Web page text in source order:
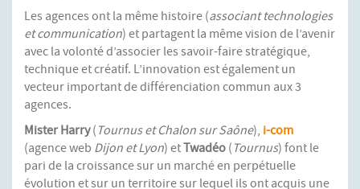
Les agences ont la même histoire (associant technologies
et communication) et partagent la même vision de l’avenir
avec la volonté d’associer les savoir-faire stratégique,
technique et créatif. L’innovation est également un
vecteur important de différenciation commun aux 3
agences.
Mister Harry( Tournus et Chalon sur Saône), i-com
(agence web Dijon et Lyon) etTwadéo ( Tournus) font le
pari de la croissance sur un marché en perpétuelle
évolution et sur un territoire sur lequel ils ont acquis une